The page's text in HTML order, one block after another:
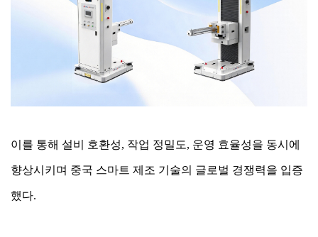
이를 통해 설비 호환성, 작업 정밀도, 운영 효율성을 동시에
향상시키며 중국 스마트 제조 기술의 글로벌 경쟁력을 입증
했다.